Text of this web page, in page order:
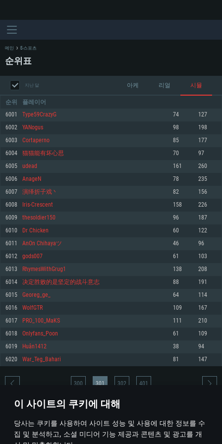
이 사이트의 쿠키에 대해
당사는 쿠키를 사용하여 사이트 성능 및 사용에 대한 정보를 수
집 및 분석하고, 소셜 미디어 기능 제공과 콘텐츠 및 광고를 개
최소사양
운영체제: Windows 10 (64 bit)
프로세서: 2.2 GHz 듀얼코어 이상
메모리: 4GB
그래픽 카드: DirectX 11 이상을 지원하는 AMD Radeon 77XX / NVIDIA
GeForce GT 660. 최소 사양 해상도: 720p
네트워크: 브로드밴드 인터넷
여유 저장 공간: 22.1 GB (최소 클라이언트)
권장 사양
570 혹은 그 이상
여유 저장 공간: 62.2 GB (전체 클라이언트)
최소사양
운영체제: Mac OS Big Sur 11.0
프로세서: 최소 2.2 GHz의 Core i5 (Intel Xeon 은 지원하지 않습니다)
메모리: 6 GB
그래픽 카드: Metal 을 지원하는 Intel Iris Pro 5200 (Mac), 혹은 이와 비슷한 성
능을 가지는 Mac 버전의 AMD/Nvidia. 최소 해상도: 720p
네트워크: 브로드밴드 인터넷
여유 저장 공간: 22.1 GB (최소 클라이언트)
권장 사양
네트워크: 브로드밴드 인터넷
여유 저장 공간: 62.2 GB (전체 클라이언트)
최소사양
운영체제: 64bit Linux 중 최신 버전
프로세서: 2.4 GHz 듀얼코어
메모리: 4 GB
그래픽 카드: Vulkan 을 지원하고, 최신 그래픽 드라이버를 지원하는 NVIDIA
660 (6개월 미만) 혹은 그와 동급의 성능을 가지며 최신 그래픽 드라이버를 지
원하는 AMD (6개월 미만; 최소사양 지원 해상도 720p)
네트워크: 브로드밴드 인터넷
여유 저장 공간: 22.1 GB (최소 클라이언트)
권장 사양
운영체제: Ubuntu 20.04 64bit
프로세서: Intel Core i7
메모리: 16 GB
그래픽 카드: Vulkan 을 지원하고, 최신 그래픽 드라이버를 지원하는 NVIDIA
1060 (6개월 미만) 혹은 그와 동급의 성능을 가지며 최신 그래픽 드라이버를
지원하는 AMD RX 570 (6개월 미만; 최소사양 지원 해상도 720p) 이상
여유 저장 공간: 62.2 GB (전체 클라이언트)
메인 E-스포츠
순위표
지난 달 아케 리얼 시뮬
순위 플레이어
6001 Type59CrazyG 74 127
6002 YANogus 98 198
6003 Cortaperno 85 177
6004 猫猫能有坏心思 70 97
6005 udead 161 260
6006 AnageN 78 235
6007 演绎折子戏丶 82 156
6008 Iris-Crescent 158 226
6009 thesoldier150 96 187
6010 Dr Chicken 60 122
6011 AnОn Chihayaツ 46 96
6012 gods007 61 103
6013 RhymesWithGrug1 138 208
6014 决定胜败的是坚定的战斗意志 88 191
6015 Georeg_ge_ 64 114
6016 WolfGTR 109 167
6017 PRO_100_MaKS 111 210
6018 Onlyfans_Poon 61 109
6019 Huân1412 38 94
6020 War_Teg_Bahari 81 147
* 순위표는 매일 1회 갱신됩니다
300 301 302 401